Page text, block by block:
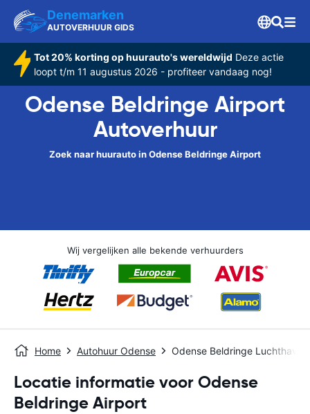
Denemarken
AUTOVERHUUR GIDS
Tot 20% korting op huurauto's wereldwijd Deze actie
loopt t/m 11 augustus 2026 - profiteer vandaag nog!
Odense Beldringe Airport
Autoverhuur
Zoek naar huurauto in Odense Beldringe Airport
Wij vergelijken alle bekende verhuurders
Home Autohuur Odense Odense Beldringe Luchthaven
Locatie informatie voor Odense
Beldringe Airport